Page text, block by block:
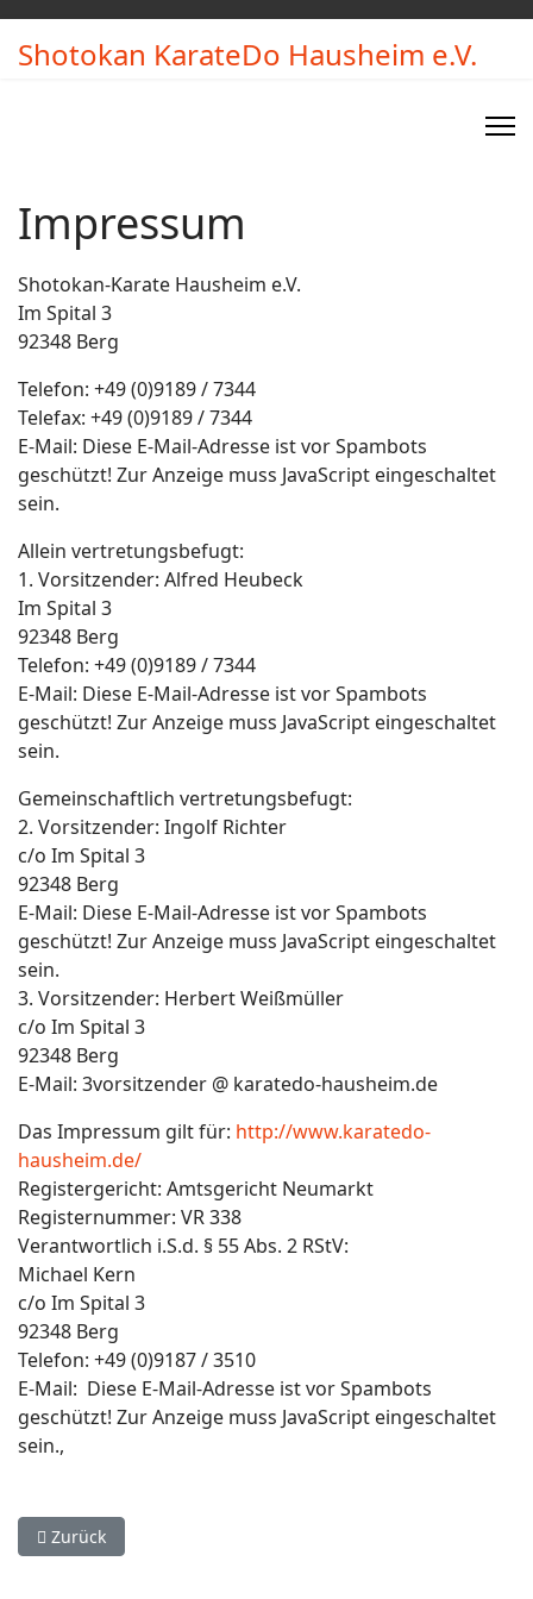
Shotokan KarateDo Hausheim e.V.
Impressum
Shotokan-Karate Hausheim e.V.
Im Spital 3
92348 Berg
Telefon: +49 (0)9189 / 7344
Telefax: +49 (0)9189 / 7344
E-Mail: Diese E-Mail-Adresse ist vor Spambots
geschützt! Zur Anzeige muss JavaScript eingeschaltet
sein.
Allein vertretungsbefugt:
1. Vorsitzender: Alfred Heubeck
Im Spital 3
92348 Berg
Telefon: +49 (0)9189 / 7344
E-Mail: Diese E-Mail-Adresse ist vor Spambots
geschützt! Zur Anzeige muss JavaScript eingeschaltet
sein.
Gemeinschaftlich vertretungsbefugt:
2. Vorsitzender: Ingolf Richter
c/o Im Spital 3
92348 Berg
E-Mail: Diese E-Mail-Adresse ist vor Spambots
geschützt! Zur Anzeige muss JavaScript eingeschaltet
sein.
3. Vorsitzender: Herbert Weißmüller
c/o Im Spital 3
92348 Berg
E-Mail: 3vorsitzender @ karatedo-hausheim.de
Das Impressum gilt für: http://www.karatedo-
hausheim.de/
Registergericht: Amtsgericht Neumarkt
Registernummer: VR 338
Verantwortlich i.S.d. § 55 Abs. 2 RStV:
Michael Kern
c/o Im Spital 3
92348 Berg
Telefon: +49 (0)9187 / 3510
E-Mail: Diese E-Mail-Adresse ist vor Spambots
geschützt! Zur Anzeige muss JavaScript eingeschaltet
sein.,
Vorheriger Beitrag: Datenschutz
Zurück